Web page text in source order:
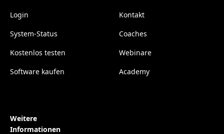
Login
System-Status
Kostenlos testen
Software kaufen
Kontakt
Coaches
Webinare
Academy
Weitere
Informationen